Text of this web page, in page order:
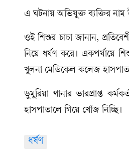
এ ঘটনায় অভিযুক্ত ব্যক্তির নাম
ওই শিশুর চাচা জানান,
নিয়ে ধর্ষণ করে। একপর্যায়ে
খুলনা মেডিকেল কলেজ
ডুমুরিয়া থানার ভারপ্রাপ্ত
হাসপাতালে গিয়ে খোঁজ নিচ্ছি।
ধর্ষণ